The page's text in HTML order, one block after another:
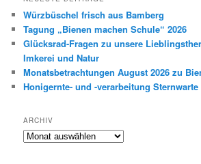
n
Würzbüschel frisch aus Bamberg
Tagung „Bienen machen Schule“ 2026
Glücksrad-Fragen zu unsere
Imkerei und Natur
Monatsbetrachtungen August 2026 zu
Honigernte- und -verarbeitung Sternwarte
ARCHIV
Archiv